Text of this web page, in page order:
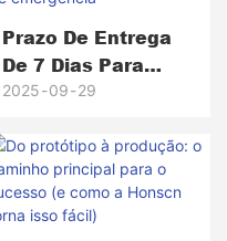
Prazo De Entrega
De 7 Dias Para
Peças De Reparo
A Honscn Ativa Sua
Linha De Produção
De Emergência
2025 09 29